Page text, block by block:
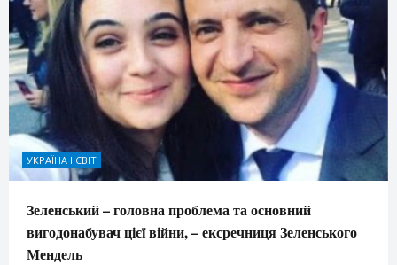
УКРАЇНА І СВІТ
Зеленський – головна проблема та основний
вигодонабувач цієї війни, – ексречниця Зеленського
Мендель